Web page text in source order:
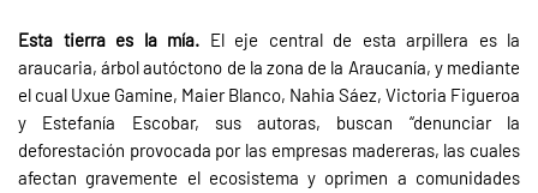
Esta tierra es la mía. El eje central de esta arpillera es la
araucaria, árbol autóctono de la zona de la Araucanía, y mediante
el cual Uxue Gamine, Maier Blanco, Nahia Sáez, Victoria Figueroa
y Estefanía Escobar, sus autoras, buscan “denunciar la
deforestación provocada por las empresas madereras, las cuales
afectan gravemente el ecosistema y oprimen a comunidades